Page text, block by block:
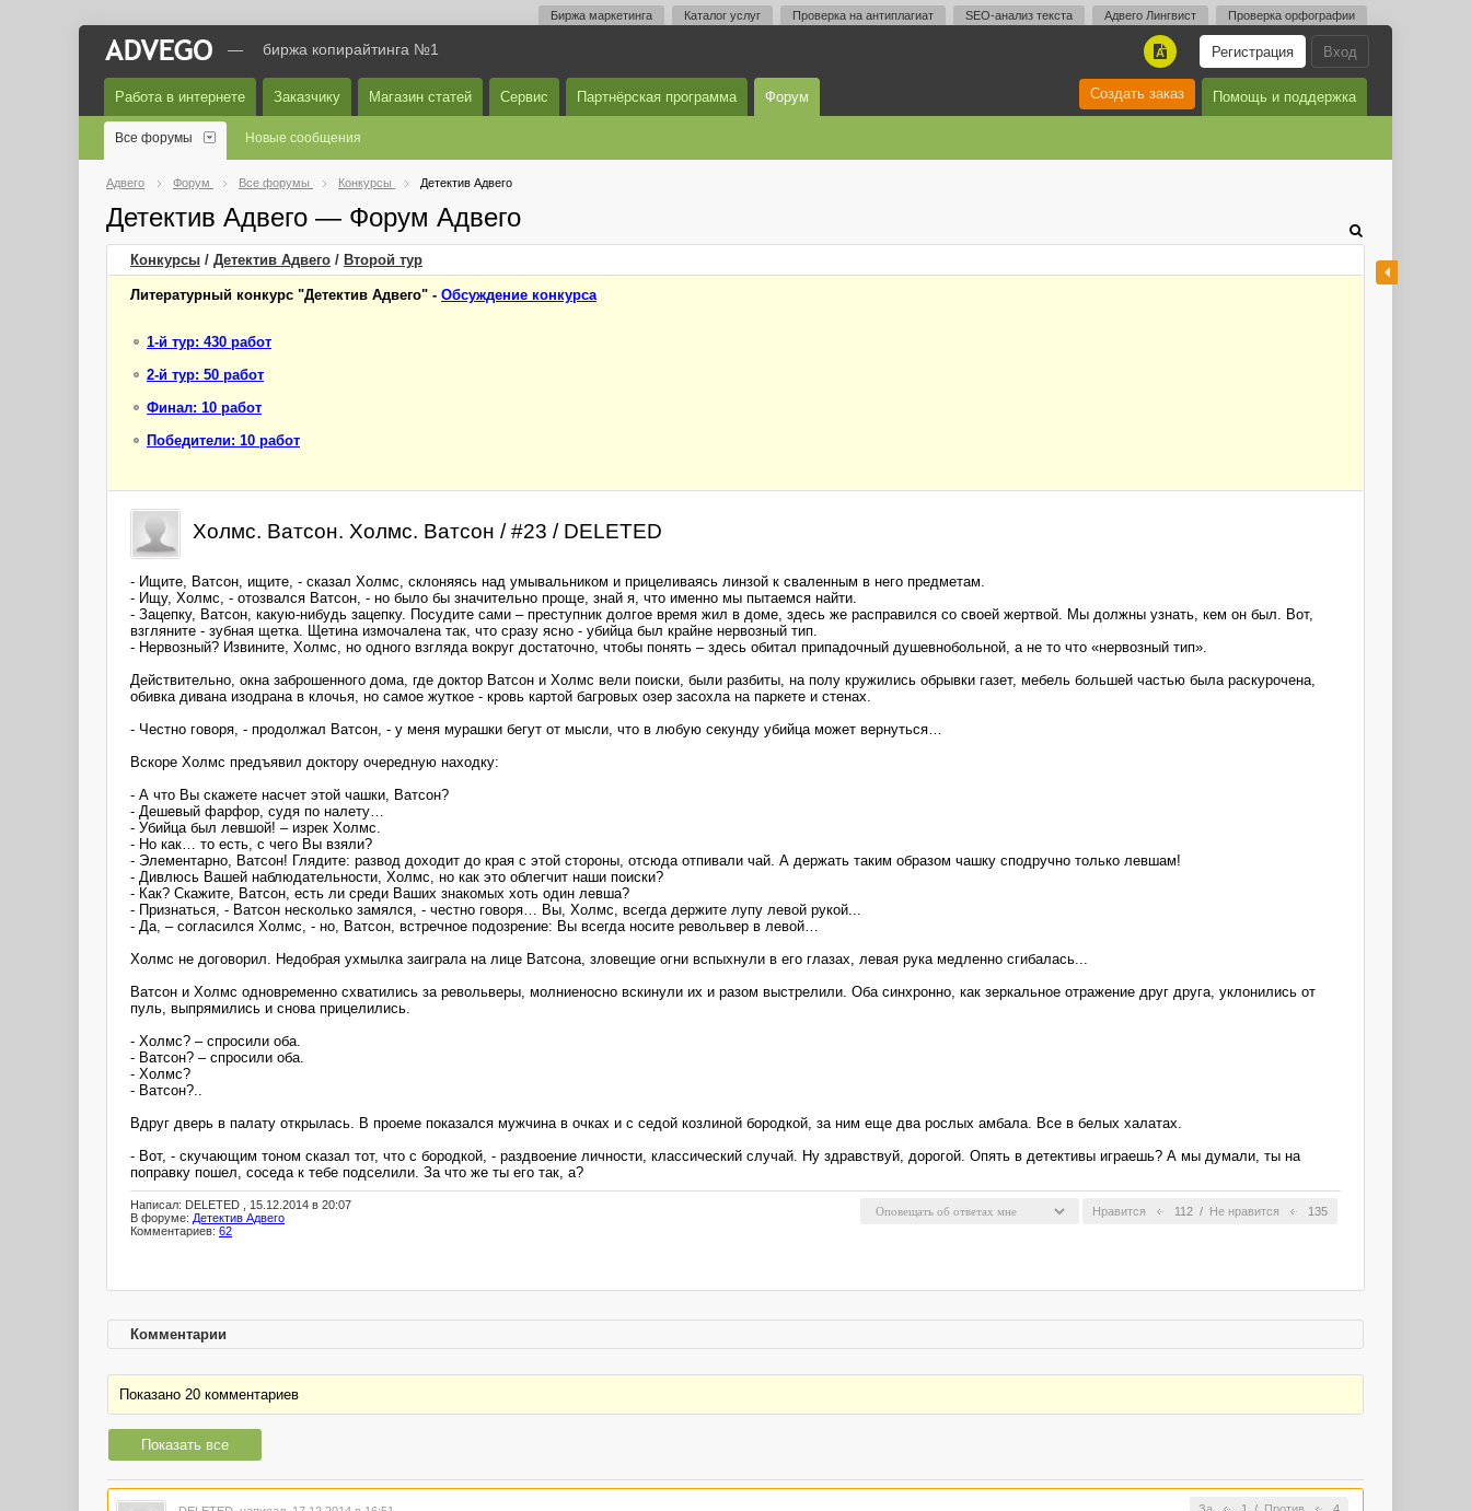
Биржа маркетинга Каталог услуг Проверка на антиплагиат SEO-анализ текста Адвего Лингвист Проверка орфографии
Вход
Регистрация
A
— биржа копирайтинга №1
Работа в интернете Заказчику Магазин статей Сервис Партнёрская программа Форум Помощь и поддержка
Создать заказ
Все форумы Новые сообщения
Адвего Форум Все форумы Конкурсы Детектив Адвего
Детектив Адвего — Форум Адвего
Конкурсы / Детектив Адвего / Второй тур
Литературный конкурс "Детектив Адвего" - Обсуждение конкурса
1-й тур: 430 работ
2-й тур: 50 работ
Финал: 10 работ
Победители: 10 работ
Холмс. Ватсон. Холмс. Ватсон / #23 / DELETED
- Ищите, Ватсон, ищите, - сказал Холмс, склоняясь над умывальником и прицеливаясь линзой к сваленным в него предметам.
- Ищу, Холмс, - отозвался Ватсон, - но было бы значительно проще, знай я, что именно мы пытаемся найти.
- Зацепку, Ватсон, какую-нибудь зацепку. Посудите сами – преступник долгое время жил в доме, здесь же расправился со своей жертвой. Мы должны узнать, кем он был. Вот,
взгляните - зубная щетка. Щетина измочалена так, что сразу ясно - убийца был крайне нервозный тип.
- Нервозный? Извините, Холмс, но одного взгляда вокруг достаточно, чтобы понять – здесь обитал припадочный душевнобольной, а не то что «нервозный тип».
Действительно, окна заброшенного дома, где доктор Ватсон и Холмс вели поиски, были разбиты, на полу кружились обрывки газет, мебель большей частью была раскурочена,
обивка дивана изодрана в клочья, но самое жуткое - кровь картой багровых озер засохла на паркете и стенах.
- Честно говоря, - продолжал Ватсон, - у меня мурашки бегут от мысли, что в любую секунду убийца может вернуться…
Вскоре Холмс предъявил доктору очередную находку:
- А что Вы скажете насчет этой чашки, Ватсон?
- Дешевый фарфор, судя по налету…
- Убийца был левшой! – изрек Холмс.
- Но как… то есть, с чего Вы взяли?
- Элементарно, Ватсон! Глядите: развод доходит до края с этой стороны, отсюда отпивали чай. А держать таким образом чашку сподручно только левшам!
- Дивлюсь Вашей наблюдательности, Холмс, но как это облегчит наши поиски?
- Как? Скажите, Ватсон, есть ли среди Ваших знакомых хоть один левша?
- Признаться, - Ватсон несколько замялся, - честно говоря… Вы, Холмс, всегда держите лупу левой рукой...
- Да, – согласился Холмс, - но, Ватсон, встречное подозрение: Вы всегда носите револьвер в левой…
Холмс не договорил. Недобрая ухмылка заиграла на лице Ватсона, зловещие огни вспыхнули в его глазах, левая рука медленно сгибалась...
Ватсон и Холмс одновременно схватились за револьверы, молниеносно вскинули их и разом выстрелили. Оба синхронно, как зеркальное отражение друг друга, уклонились от
пуль, выпрямились и снова прицелились.
- Холмс? – спросили оба.
- Ватсон? – спросили оба.
- Холмс?
- Ватсон?..
Вдруг дверь в палату открылась. В проеме показался мужчина в очках и с седой козлиной бородкой, за ним еще два рослых амбала. Все в белых халатах.
- Вот, - скучающим тоном сказал тот, что с бородкой, - раздвоение личности, классический случай. Ну здравствуй, дорогой. Опять в детективы играешь? А мы думали, ты на
поправку пошел, соседа к тебе подселили. За что же ты его так, а?
Нравится 112 / Не нравится 135
Написал: DELETED , 15.12.2014 в 20:07
В форуме: Детектив Адвего
Комментариев: 62
Комментарии
Показано 20 комментариев
Показать все
За 1 / Против 4